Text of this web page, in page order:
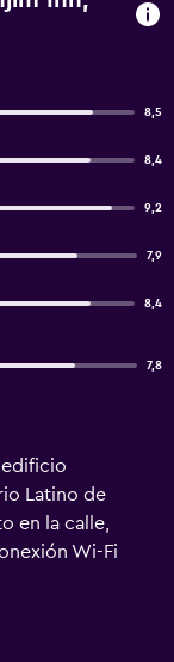
8,5
8,4
9,2
7,9
8,4
7,8
edificio
Latino de
en la calle,
Wi-Fi
la Inmaculada